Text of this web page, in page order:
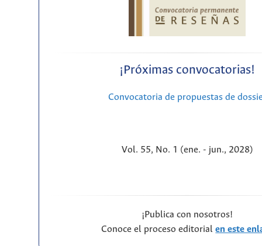
¡Próximas convocatorias!
Convocatoria de propuestas de
Vol. 55, No. 1 (ene. - jun., 2028)
¡Publica con nosotros!
Conoce el proceso editorialen este